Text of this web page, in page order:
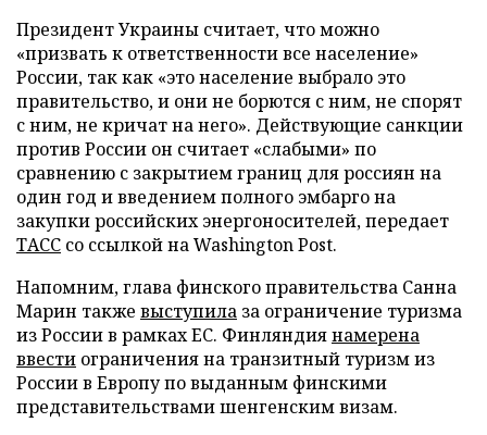
Президент Украины считает, что можно
«призвать к ответственности все население»
России, так как «это население выбрало это
правительство, и они не борются с ним, не спорят
с ним, не кричат на него». Действующие санкции
против России он считает «слабыми» по
сравнению с закрытием границ для россиян на
один год и введением полного эмбарго на
закупки российских энергоносителей, передает
ТАСС со ссылкой на Washington Post.
Напомним, глава финского правительства Санна
Марин также выступила за ограничение туризма
из России в рамках ЕС. Финляндиянамерена
ввести ограничения на транзитный туризм из
России в Европу по выданным финскими
представительствами шенгенским визам.